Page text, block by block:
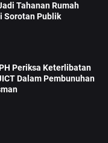
Tahanan Rumah
Sorotan Publik
Periksa Keterlibatan
Dalam Pembunuhan